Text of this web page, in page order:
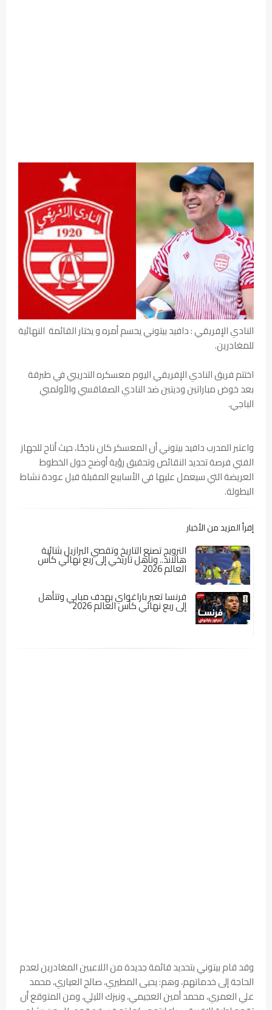
النادي الإفريقي : دافيد بيتوني يحسم أمره و يختار القائمة النهائية
للمغادرين.
اختتم فريق النادي الإفريقي اليوم معسكره التدريبي في طبرقة
بعد خوض مباراتين وديتين ضد النادي الصفاقسي والأولمبي
الباجي.
واعتبر المدرب دافيد بيتوني أن المعسكر كان ناجحًا، حيث أتاح للجهاز
الفني فرصة تحديد النقائص وتحقيق رؤية أوضح حول الخطوط
العريضة التي سيعمل عليها في الأسابيع المقبلة قبل عودة نشاط
البطولة.
إقرأ المزيد من الأخبار
النرويج تصنع التاريخ وتقصي البرازيل بثنائية
هالاند.. وتأهل تاريخي إلى ربع نهائي كأس
العالم 2026
فرنسا تعبر باراغواي بهدف مبابي وتتأهل
إلى ربع نهائي كأس العالم 2026
وقد قام بيتوني بتحديد قائمة جديدة من اللاعبين المغادرين لعدم
الحاجة إلى خدماتهم، وهم: يحيى المطيري، صالح العياري، محمد
علي العمري، محمد أمين العجيمي، ونيزك الليلي، ومن المتوقع أن